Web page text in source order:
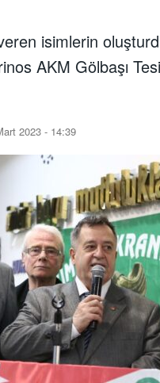
isimlerin
AKM Gölbaşı
2023 - 14:39